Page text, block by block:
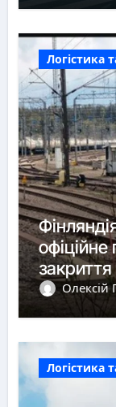
Логістика
закриття
пропуску
Логістика